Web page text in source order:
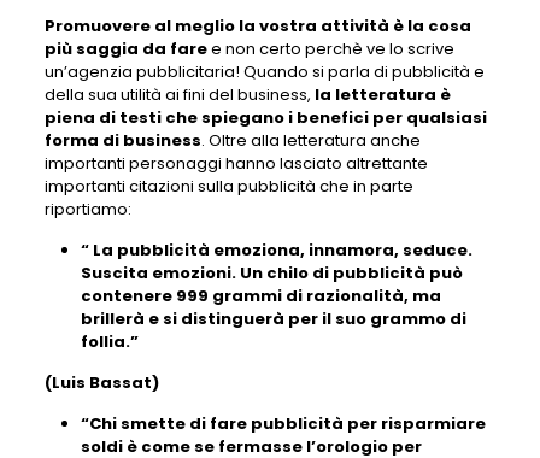
Promuovere al meglio la vostra attività è la cosa
più saggia da faree non certo perchè ve lo scrive
un’agenzia pubblicitaria! Quando si parla di pubblicità e
della sua utilità ai fini del business, la letteratura è
piena di testi che spiegano i benefici per qualsiasi
forma di business. Oltre alla letteratura anche
importanti personaggi hanno lasciato altrettante
importanti citazioni sulla pubblicità che in parte
riportiamo:
“ La pubblicità emoziona, innamora, seduce.
Suscita emozioni. Un chilo di pubblicità può
contenere 999 grammi di razionalità, ma
brillerà e si distinguerà per il suo grammo di
follia.”
(Luis Bassat)
“Chi smette di fare pubblicità per risparmiare
soldi è come se fermasse l’orologio per